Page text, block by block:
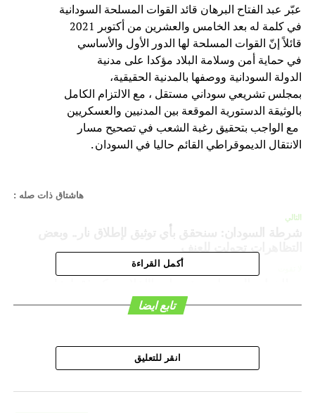
عبّر عبد الفتاح البرهان قائد القوات المسلحة السودانية
في كلمة له بعد الخامس والعشرين من أكتوبر 2021
قائلاً إنّ القوات المسلحة لها الدور الأول والأساسي
في حماية أمن وسلامة البلاد مؤكدا على مدنية
الدولة السودانية ووصفها بالمدنية الحقيقية،
بمجلس تشريعي سوداني مستقل ، مع الالتزام الكامل
بالوثيقة الدستورية الموقعة بين المدنيين والعسكريين
مع الواجب بتحقيق رغبة الشعب في تصحيح مسار
الانتقال الديموقراطي القائم حاليا في السودان .
هاشتاق ذات صله :
التالي
شرطة السودان: سنحقق بأي توثيق لإطلاق نار.. وبعض
الخرطوم ويضرب بالموضوعيّة عرض الحائط
أكمل القراءة
تابع ايضا
انقر للتعليق